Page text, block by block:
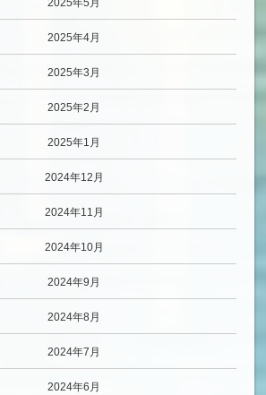
2025年4月
2025年3月
2025年2月
2025年1月
2024年12月
2024年11月
2024年10月
2024年9月
2024年8月
2024年7月
2024年6月